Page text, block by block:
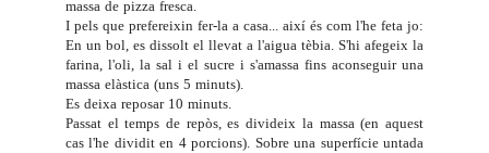
massa de pizza fresca.
I pels que prefereixin fer-la a casa... així és com l'he feta jo:
En un bol, es dissolt el llevat a l'aigua tèbia. S'hi afegeix la
farina, l'oli, la sal i el sucre i s'amassa fins aconseguir una
massa elàstica (uns 5 minuts).
Es deixa reposar 10 minuts.
Passat el temps de repòs, es divideix la massa (en aquest
cas l'he dividit en 4 porcions). Sobre una superfície untada